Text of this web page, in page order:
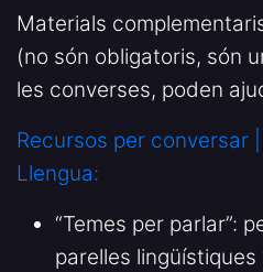
Materials
(no són obligatoris, són
les converses, poden
Recursos per conversar
Llengua:
“Temes per parlar”:
parelles